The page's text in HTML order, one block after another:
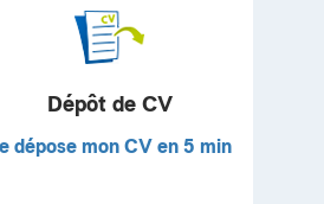
Dépôt de CV
dépose mon CV en 5 min